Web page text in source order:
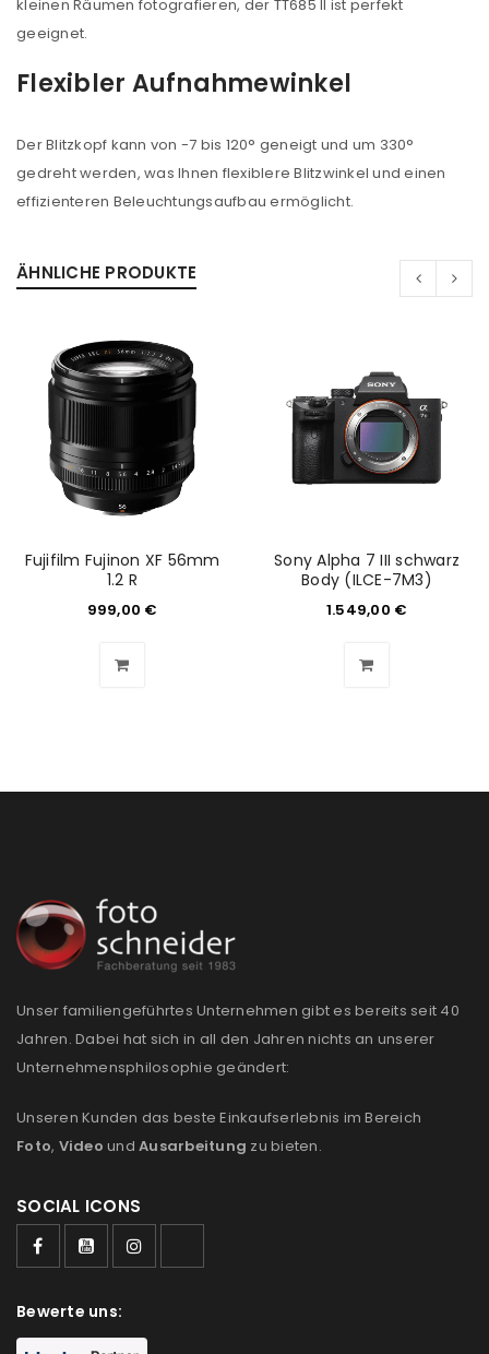
Anmeldeformular geschützt durch
Angemeldet bleiben
ANMELDEN
PASSWORT VERGESSEN?
E-Mail-Adresse*
Ein Link zum Erstellen eines neuen Passworts wird an
deine E-Mail-Adresse gesendet.
NEWSLETTER ABONNIEREN
Please select all the ways you would like to hear from
Ich stimme zu
akzeptiere die
kleinen Räumen fotografieren, der TT685 II ist perfekt
geeignet.
Flexibler Aufnahmewinkel
Der Blitzkopf kann von -7 bis 120° geneigt und um 330°
gedreht werden, was Ihnen flexiblere Blitzwinkel und einen
effizienteren Beleuchtungsaufbau ermöglicht.
ÄHNLICHE PRODUKTE
Fujifilm Fujinon XF 56mm
1.2 R
999,00 €
Sony Alpha 7 III schwarz
Body (ILCE-7M3)
1.549,00 €
Unser familiengeführtes Unternehmen gibt es bereits seit 40
Jahren. Dabei hat sich in all den Jahren nichts an unserer
Unternehmensphilosophie geändert:
Unseren Kunden das beste Einkaufserlebnis im Bereich
Foto, Video und Ausarbeitung zu bieten.
SOCIAL ICONS
Bewerte uns: